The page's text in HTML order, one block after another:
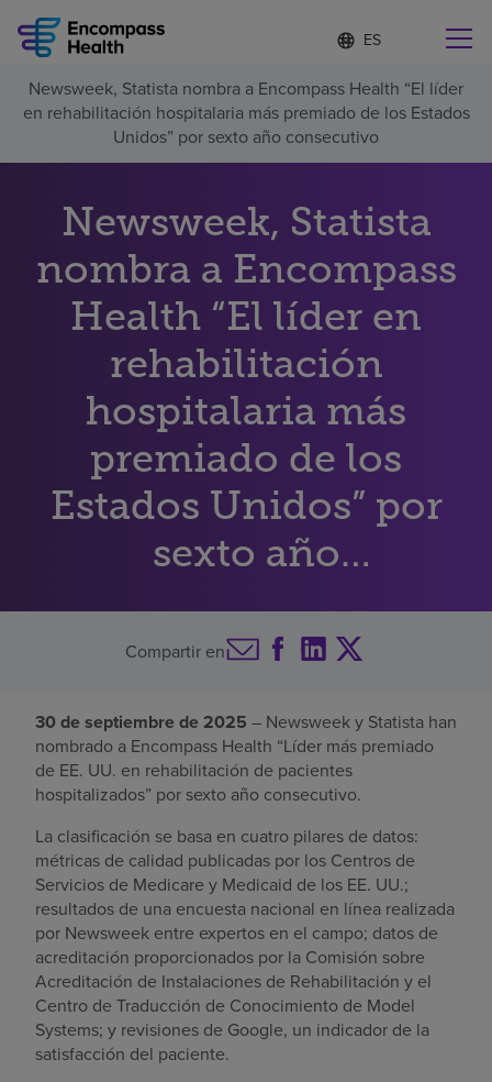
Lista
de
idiomas
contraída
d
o
m
a
e
c
c
i
n
d
Encuentre una localidad cerca de usted
Por qué debe elegirnos
Servicios de rehabilitación
Recursos de salud
Acerca de nosotros
Inversores
Newsweek, Statista nombra a Encompass Health “El líder
en rehabilitación hospitalaria más premiado de los Estados
Unidos” por sexto año consecutivo
Newsweek, Statista
nombra a Encompass
Health “El líder en
rehabilitación
hospitalaria más
premiado de los
Estados Unidos” por
sexto año
consecutivo
Compartir en
30 de septiembre de 2025 – Newsweek y Statista han
nombrado a Encompass Health “Líder más premiado
de EE. UU. en rehabilitación de pacientes
hospitalizados” por sexto año consecutivo.
La clasificación se basa en cuatro pilares de datos:
métricas de calidad publicadas por los Centros de
Servicios de Medicare y Medicaid de los EE. UU.;
resultados de una encuesta nacional en línea realizada
por Newsweek entre expertos en el campo; datos de
acreditación proporcionados por la Comisión sobre
Acreditación de Instalaciones de Rehabilitación y el
Centro de Traducción de Conocimiento de Model
Systems; y revisiones de Google, un indicador de la
satisfacción del paciente.